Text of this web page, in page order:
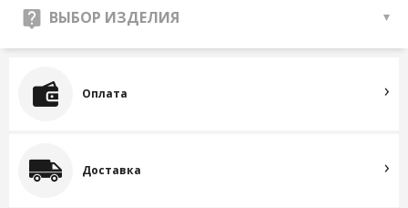
ВЫБОР ИЗДЕЛИЯ
Оплата
Доставка